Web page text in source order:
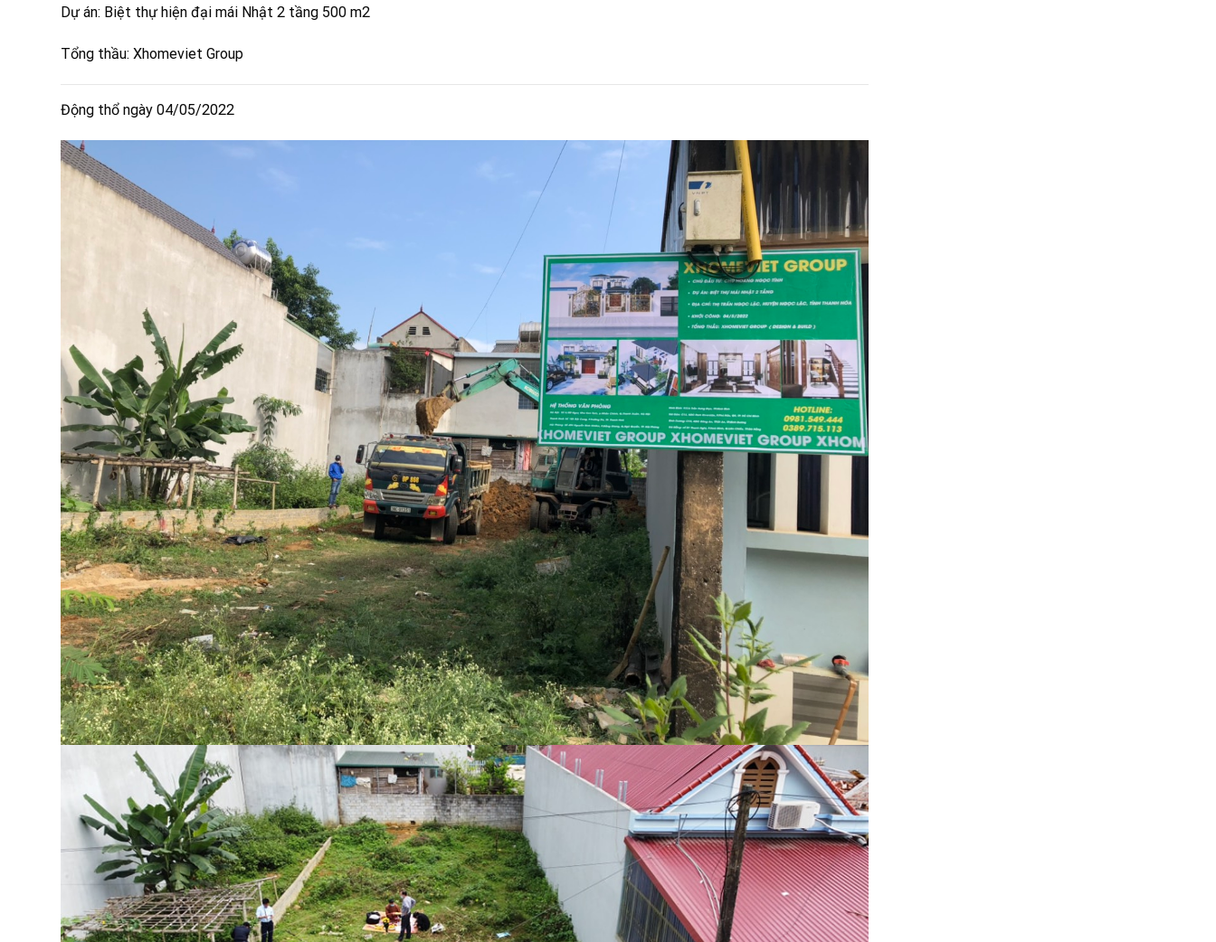
Dự án: Biệt thự hiện đại mái Nhật 2 tầng 500 m2
Tổng thầu: Xhomeviet Group
Động thổ ngày 04/05/2022